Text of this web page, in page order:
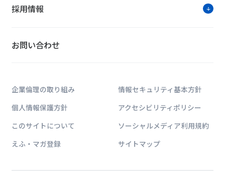
採用情報
お問い合わせ
企業倫理の取り組み
情報セキュリティ基本方針
個人情報保護方針
アクセシビリティポリシー
このサイトについて
ソーシャルメディア利用規約
えふ・マガ登録
サイトマップ